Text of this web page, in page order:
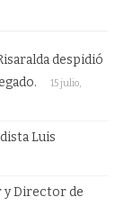
despidió
15 julio,
Luis
y Director de